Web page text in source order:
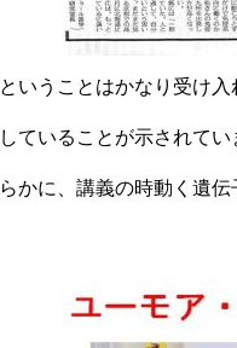
いうことはかなり受け
ていることが示されて
かに、講義の時動く遺